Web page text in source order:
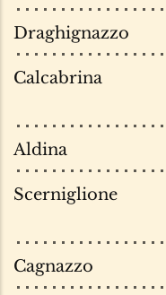
Draghignazzo
Calcabrina
Aldina
Scerniglione
Cagnazzo